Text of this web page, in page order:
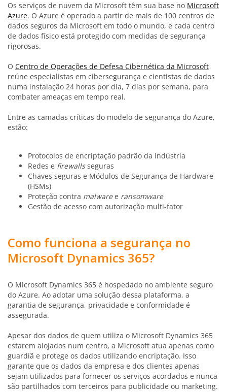
Os serviços de nuvem da Microsoft têm sua base no Microsoft
Azure. O Azure é operado a partir de mais de 100 centros de
dados seguros da Microsoft em todo o mundo, e cada centro
de dados físico está protegido com medidas de segurança
rigorosas.
O Centro de Operações de Defesa Cibernética da Microsoft
reúne especialistas em cibersegurança e cientistas de dados
numa instalação 24 horas por dia, 7 dias por semana, para
combater ameaças em tempo real.
Entre as camadas críticas do modelo de segurança do Azure,
estão:
Protocolos de encriptação padrão da indústria
Redes e firewallsseguras
Chaves seguras e Módulos de Segurança de Hardware
(HSMs)
Proteção contra malwaree ransomware
Gestão de acesso com autorização multi-fator
Como funciona a segurança no
Microsoft Dynamics 365?
O Microsoft Dynamics 365 é hospedado no ambiente seguro
do Azure. Ao adotar uma solução dessa plataforma, a
garantia de segurança, privacidade e conformidade é
assegurada.
Apesar dos dados de quem utiliza o Microsoft Dynamics 365
estarem alojados num centro, a Microsoft atua apenas como
guardiã e protege os dados utilizando encriptação. Isso
garante que os dados da empresa e dos clientes apenas
sejam utilizados para fornecer os serviços acordados e nunca
são partilhados com terceiros para publicidade ou marketing.